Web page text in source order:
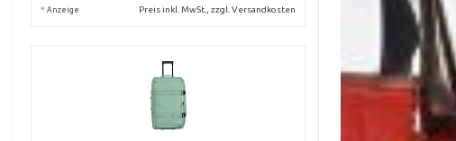
* Anzeige Preis inkl. MwSt., zzgl. Versandkosten